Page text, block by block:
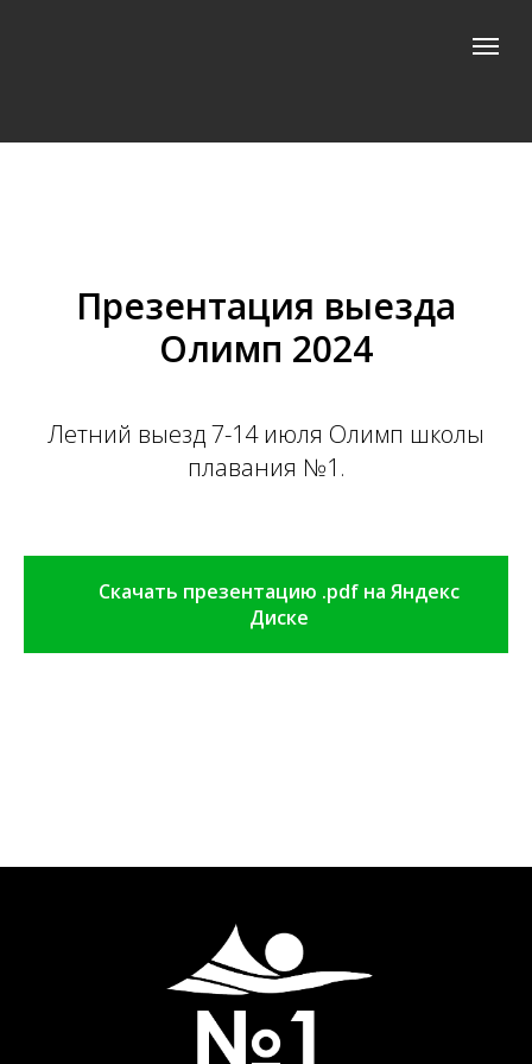
Презентация выезда
Олимп 2024
Летний выезд 7-14 июля Олимп школы
плавания №1.
Скачать презентацию .pdf на Яндекс
Диске